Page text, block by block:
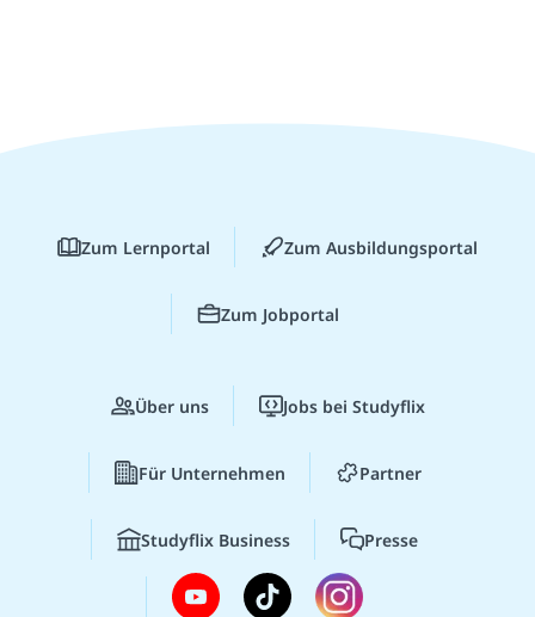
Zum Lernportal Zum Ausbildungsportal
Zum Jobportal
Über uns Jobs bei Studyflix
Für Unternehmen Partner
Studyflix Business Presse